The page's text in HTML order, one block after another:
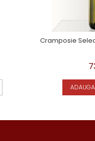
Cramposie